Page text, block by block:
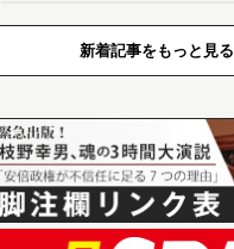
新着記事をもっと見る